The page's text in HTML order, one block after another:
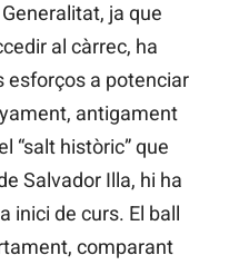
ja que
al càrrec, ha
esforços a potenciar
antigament
“salt històric” que
Salvador Illa, hi ha
inici de curs. El ball
comparant